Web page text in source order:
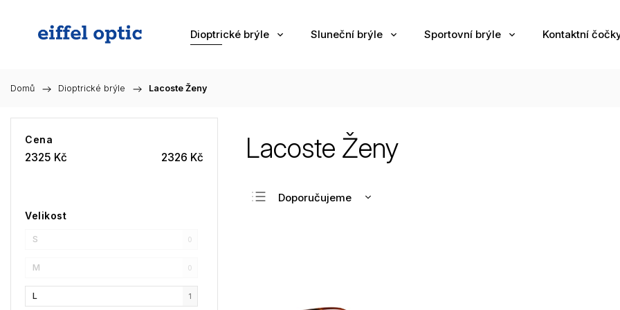
Dioptrické brýle Sluneční brýle Sportovní brýle Kontaktní
Domů / Dioptrické brýle / Lacoste Ženy
Cena
2325 Kč 2326 Kč
Velikost
S 0
M 0
L 1
Lacoste Ženy
Doporučujeme